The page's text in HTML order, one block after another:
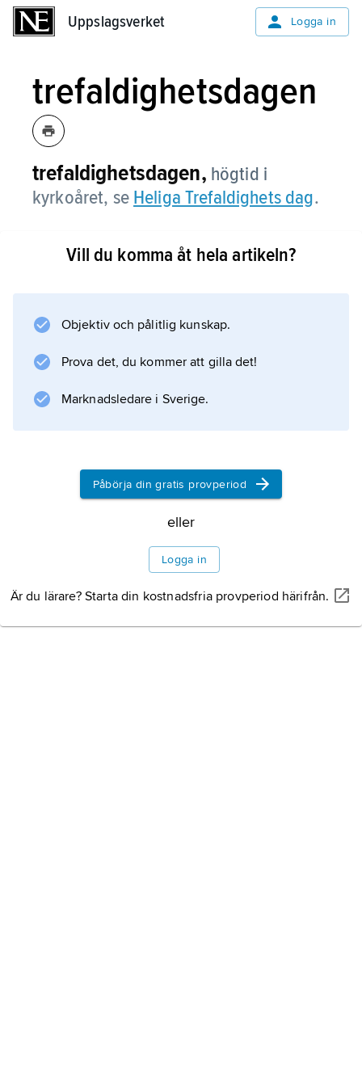
Uppslagsverket Logga in
trefaldighetsdagen
trefaldighetsdagen, högtid i
kyrkoåret, se Heliga Trefaldighets dag.
Vill du komma åt hela artikeln?
Objektiv och pålitlig kunskap.
Prova det, du kommer att gilla det!
Marknadsledare i Sverige.
Påbörja din gratis provperiod
eller
Logga in
Är du lärare? Starta din kostnadsfria provperiod härifrån.